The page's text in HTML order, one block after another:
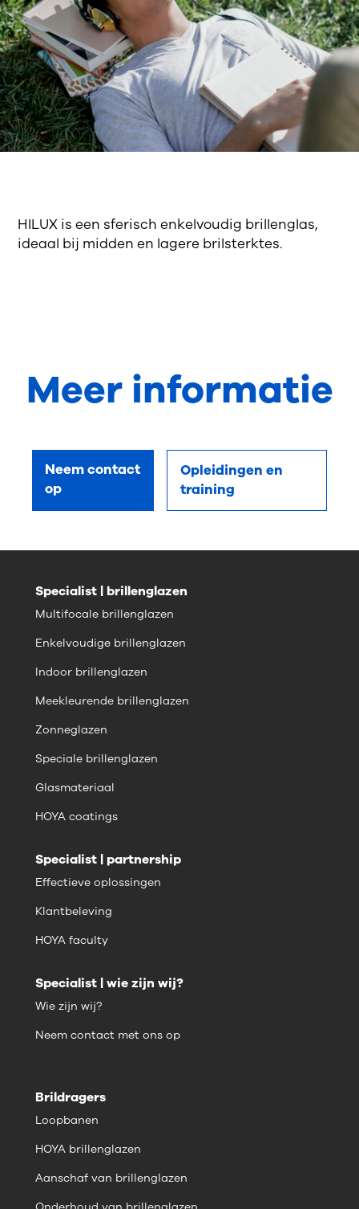
HILUX is een sferisch enkelvoudig brillenglas,
ideaal bij midden en lagere brilsterktes.
Meer informatie
Neem contact
op
Opleidingen en
training
Specialist | brillenglazen
Multifocale brillenglazen
Enkelvoudige brillenglazen
Indoor brillenglazen
Meekleurende brillenglazen
Zonneglazen
Speciale brillenglazen
Glasmateriaal
HOYA coatings
Specialist | partnership
Effectieve oplossingen
Klantbeleving
HOYA faculty
Specialist | wie zijn wij?
Wie zijn wij?
Neem contact met ons op
Brildragers
Loopbanen
HOYA brillenglazen
Aanschaf van brillenglazen